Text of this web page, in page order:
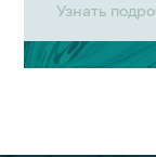
Узнать